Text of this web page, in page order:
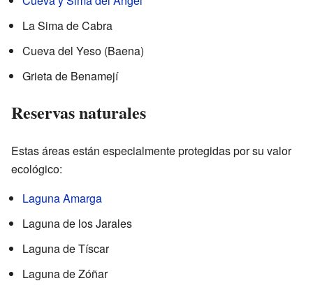
La Sima de Cabra
Cueva del Yeso (Baena)
Grieta de Benamejí
Reservas naturales
Estas áreas están especialmente protegidas por su valor
ecológico:
Laguna Amarga
Laguna de los Jarales
Laguna de Tíscar
Laguna de Zóñar